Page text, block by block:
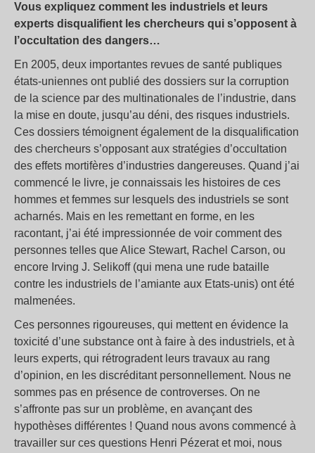
Vous expliquez comment les industriels et leurs
experts disqualifient les chercheurs qui s’opposent à
l’occultation des dangers…
En 2005, deux importantes revues de santé publiques
états-uniennes ont publié des dossiers sur la corruption
de la science par des multinationales de l’industrie, dans
la mise en doute, jusqu’au déni, des risques industriels.
Ces dossiers témoignent également de la disqualification
des chercheurs s’opposant aux stratégies d’occultation
des effets mortifères d’industries dangereuses. Quand j’ai
commencé le livre, je connaissais les histoires de ces
hommes et femmes sur lesquels des industriels se sont
acharnés. Mais en les remettant en forme, en les
racontant, j’ai été impressionnée de voir comment des
personnes telles que Alice Stewart, Rachel Carson, ou
encore Irving J. Selikoff (qui mena une rude bataille
contre les industriels de l’amiante aux Etats-unis) ont été
malmenées.
Ces personnes rigoureuses, qui mettent en évidence la
toxicité d’une substance ont à faire à des industriels, et à
leurs experts, qui rétrogradent leurs travaux au rang
d’opinion, en les discréditant personnellement. Nous ne
sommes pas en présence de controverses. On ne
s’affronte pas sur un problème, en avançant des
hypothèses différentes ! Quand nous avons commencé à
travailler sur ces questions Henri Pézerat et moi, nous